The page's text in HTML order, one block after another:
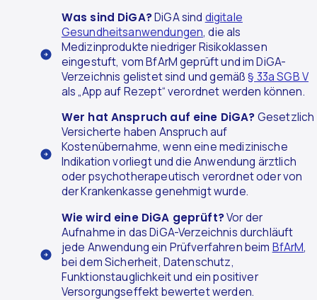
Was sind DiGA?DiGA sind digitale
Gesundheitsanwendungen, die als
Medizinprodukte niedriger Risikoklassen
eingestuft, vom BfArM geprüft und im DiGA-
Verzeichnis gelistet sind und gemäß§ 33a SGB V
als „App auf Rezept“ verordnet werden können.
Wer hat Anspruch auf eine DiGA?Gesetzlich
Versicherte haben Anspruch auf
Kostenübernahme, wenn eine medizinische
Indikation vorliegt und die Anwendung ärztlich
oder psychotherapeutisch verordnet oder von
der Krankenkasse genehmigt wurde.
Wie wird eine DiGA geprüft?Vor der
Aufnahme in das DiGA-Verzeichnis durchläuft
jede Anwendung ein Prüfverfahren beim BfArM,
bei dem Sicherheit, Datenschutz,
Funktionstauglichkeit und ein positiver
Versorgungseffekt bewertet werden.